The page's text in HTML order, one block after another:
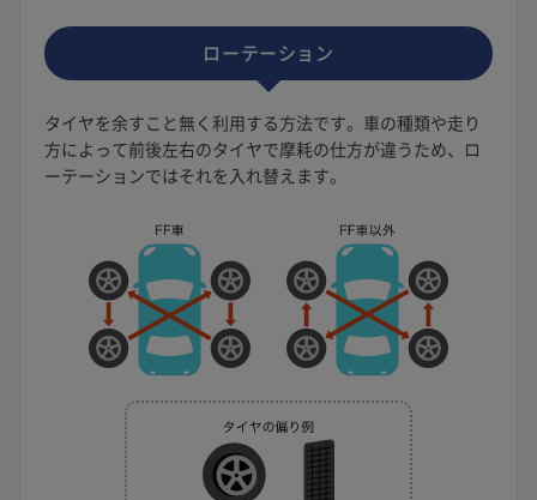
ローテーション
タイヤを余すこと無く利用する方法です。車の種類や走り
方によって前後左右のタイヤで摩耗の仕方が違うため、ロ
ーテーションではそれを入れ替えます。